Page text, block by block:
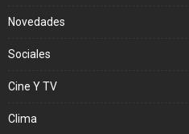
Novedades
Sociales
Cine Y TV
Clima